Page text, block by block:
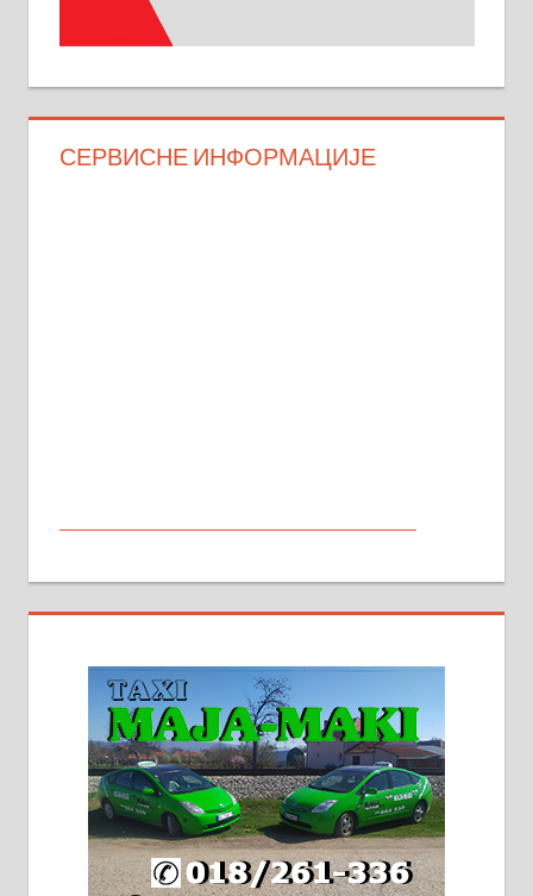
СЕРВИСНЕ ИНФОРМАЦИЈЕ
стамбене целине једна уз другу.
2х150м2, две гараже, централно
грејање на гас и дрва. Две
адресе. 063/71-74-023
Издајем комплетно опремљену
халу на Житковачком путу, на
плацу површине око 7 ари.
064/321-80-51; 063/102-35-25